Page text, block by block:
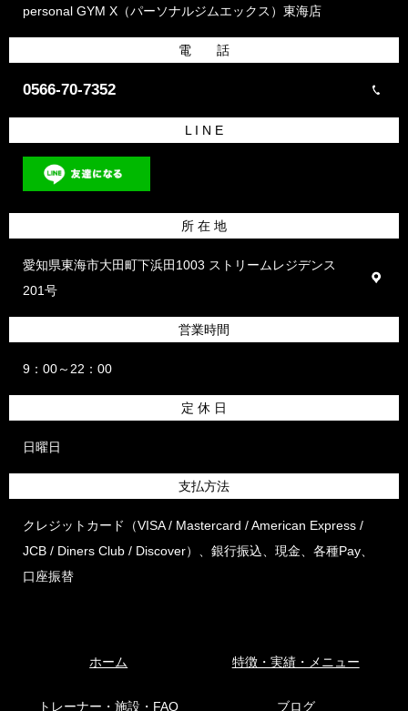
personal GYM X（パーソナルジムエックス）東海店
電 話
0566-70-7352
L I N E
所 在 地
愛知県東海市大田町下浜田1003 ストリームレジデンス
201号
営業時間
9：00～22：00
定 休 日
日曜日
支払方法
クレジットカード（VISA / Mastercard / American Express /
JCB / Diners Club / Discover）、銀行振込、現金、各種Pay、
口座振替
ホーム 特徴・実績・メニュー
トレーナー・施設・FAQ ブログ